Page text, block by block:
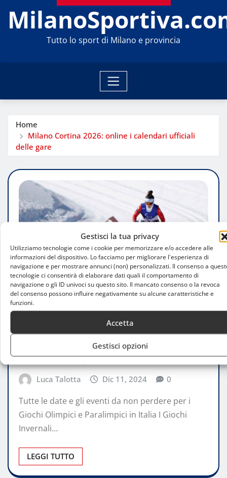
Gestisci la tua privacy
Utilizziamo tecnologie come i cookie per memorizzare e/o accedere alle
informazioni del dispositivo. Lo facciamo per migliorare l'esperienza di
navigazione e per mostrare annunci (non) personalizzati. Il consenso a
tecnologie ci consentirà di elaborare dati quali il comportamento di
navigazione o gli ID univoci su questo sito. Il mancato consenso o la revoca
del consenso possono influire negativamente su alcune caratteristiche e
funzioni.
Accetta
Gestisci opzioni
Tutto lo sport di Milano e provincia
Home
Milano Cortina 2026: online i calendari ufficiali
delle gare
MILANO CORTINA 2026
Milano Cortina 2026: online i calendari
ufficiali delle gare
Luca Talotta Dic 11, 2024 0
Tutte le date e gli eventi da non perdere per i
Giochi Olimpici e Paralimpici in Italia I Giochi
Invernali…
LEGGI TUTTO